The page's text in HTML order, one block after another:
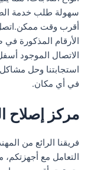
سهولة طلب خدمة
أقرب وقت ممكن.اتصل
الأرقام المذكورة في
الاتصال الموجود
استجابتنا وحل مشاكل
في أي مكان.
مركز إصلاح
فريقنا الرائع من
التعامل مع